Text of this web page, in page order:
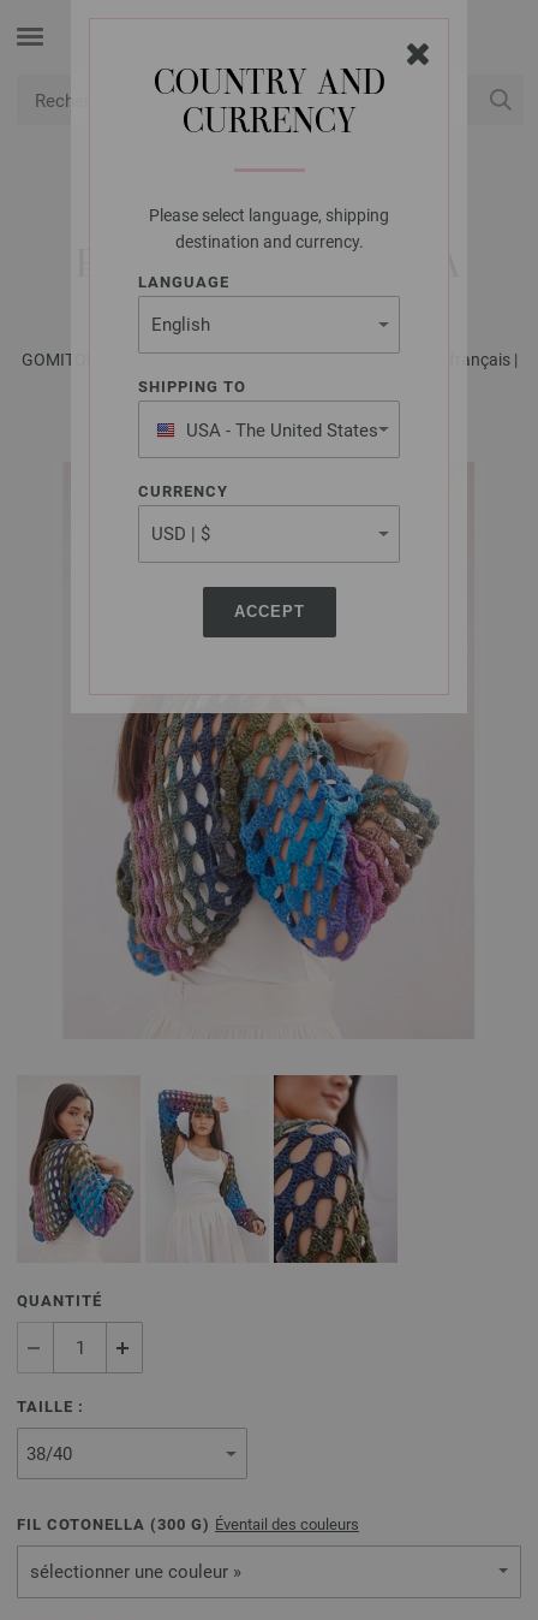
COUNTRY AND
CURRENCY
Please select language, shipping
destination and currency.
LANGUAGE
SHIPPING TO
USA - The United States
of America
CURRENCY
ACCEPT
LANA GROSSA
BOLÉRO COTONELLA
GOMITOLO No. 13 - Magazine allemand + explications en français |
Modèle 24
QUANTITÉ
TAILLE :
FIL COTONELLA (300 G) Éventail des couleurs
sélectionner une couleur »